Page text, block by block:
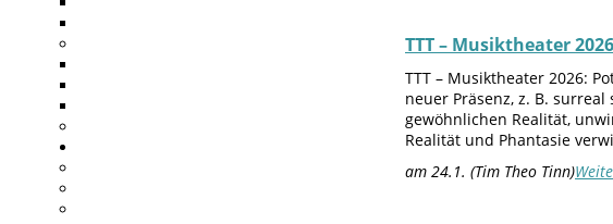
TTT – Musiktheater
TTT – Musiktheater 2026:
neuer Präsenz, z. B.
gewöhnlichen Realität,
Realität und Phantasie
am 24.1. (Tim Theo Tinn)